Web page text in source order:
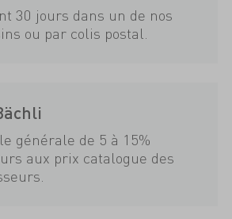
30 jours dans un de nos
ou par colis postal.
générale de 5 à 15%
aux prix catalogue des